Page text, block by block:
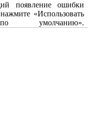
появление ошибки
«Использовать
умолчанию».